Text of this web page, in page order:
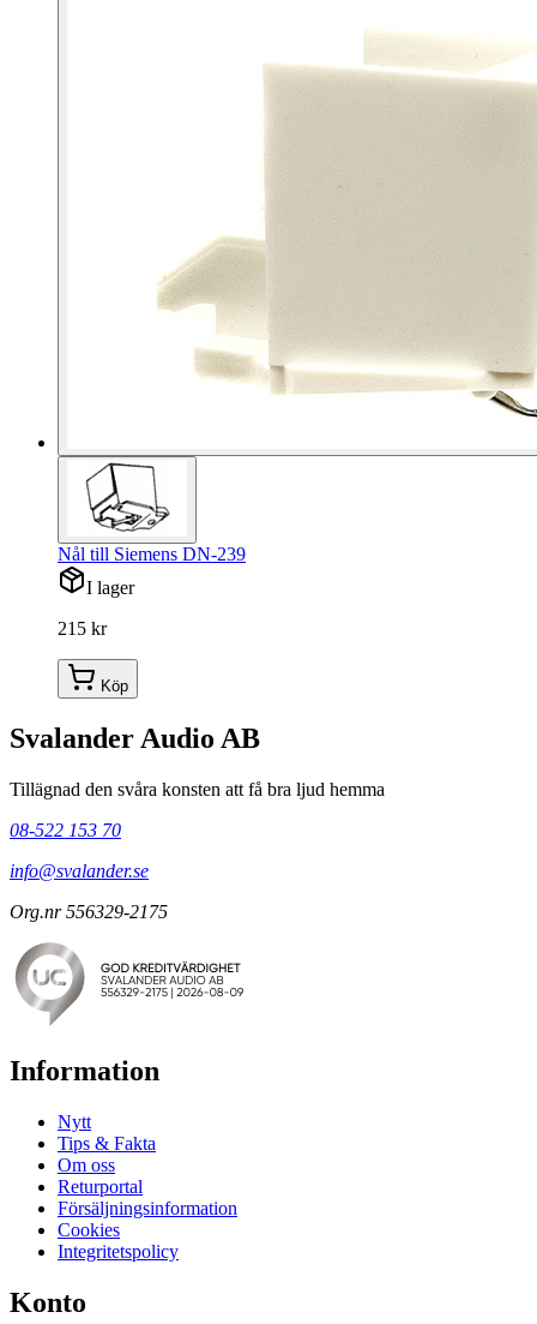
Nål till Siemens DN-239
I lager
215 kr
Köp
Svalander Audio AB
Tillägnad den svåra konsten att få bra ljud hemma
08-522 153 70
info@svalander.se
Org.nr 556329-2175
Information
Nytt
Tips & Fakta
Om oss
Returportal
Försäljningsinformation
Cookies
Integritetspolicy
Konto